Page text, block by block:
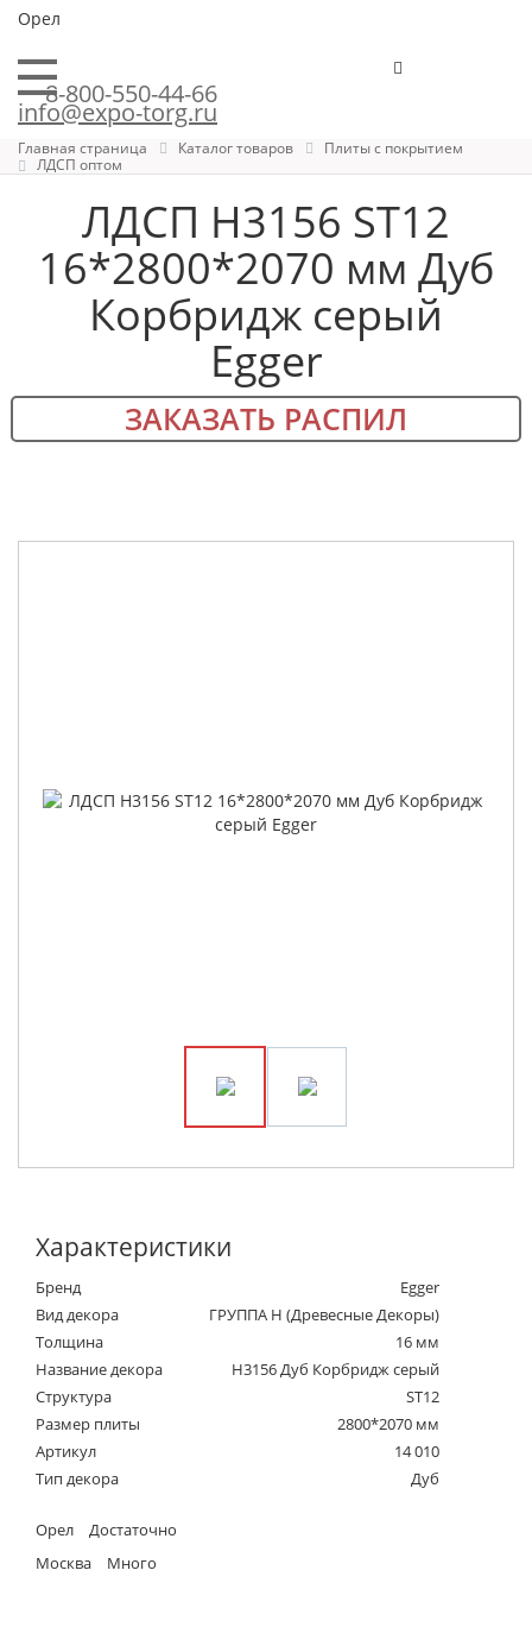
Орел
8-800-550-44-66
info@expo-torg.ru
Главная страница Каталог товаров
Плиты с покрытием
ЛДСП оптом
ЛДСП H3156 ST12
16*2800*2070 мм Дуб
Корбридж серый
Egger
ЗАКАЗАТЬ РАСПИЛ
Характеристики
Бренд
Egger
Вид декора
ГРУППА Н (Древесные Декоры)
Толщина
16 мм
Название декора
H3156 Дуб Корбридж серый
Структура
ST12
Размер плиты
2800*2070 мм
Артикул
14 010
Тип декора
Дуб
Орел
Достаточно
Москва
Много